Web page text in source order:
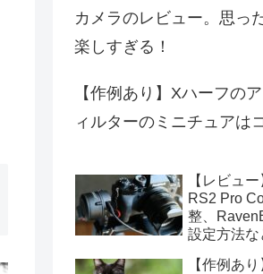
カメラのレビュー。思っ
楽しすぎる！
【作例あり】Xハーフの
ィルターのミニチュアは
【レビュ
RS2 Pro
整、
設定方法な
【作例あ